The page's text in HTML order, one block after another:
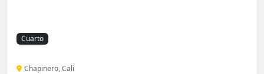
Cuarto
Chapinero, Cali